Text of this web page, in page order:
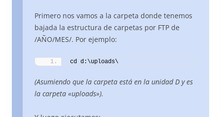
Primero nos vamos a la carpeta donde tenemos
bajada la estructura de carpetas por FTP de
/AÑO/MES/. Por ejemplo:
cd d:\uploads\
(Asumiendo que la carpeta está en la unidad D y es
la carpeta «uploads»).